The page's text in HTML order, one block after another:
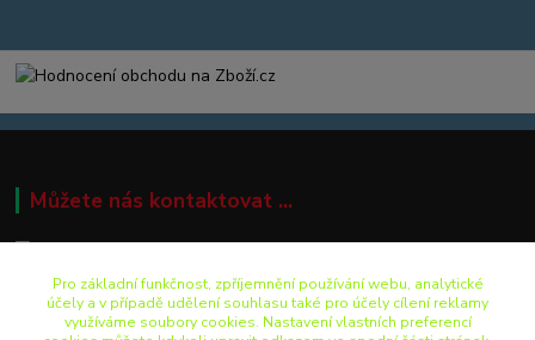
Můžete nás kontaktovat ...
+420 499 892 242
Pro základní funkčnost, zpříjemnění používání webu, analytické
účely a v případě udělení souhlasu také pro účely cílení reklamy
využíváme soubory cookies. Nastavení vlastních preferencí